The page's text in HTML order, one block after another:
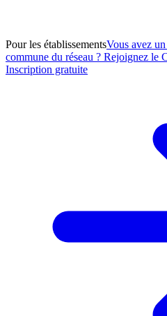
Pour les établissementsVous avez
commune du réseau ? Rejoignez le
Inscription gratuite